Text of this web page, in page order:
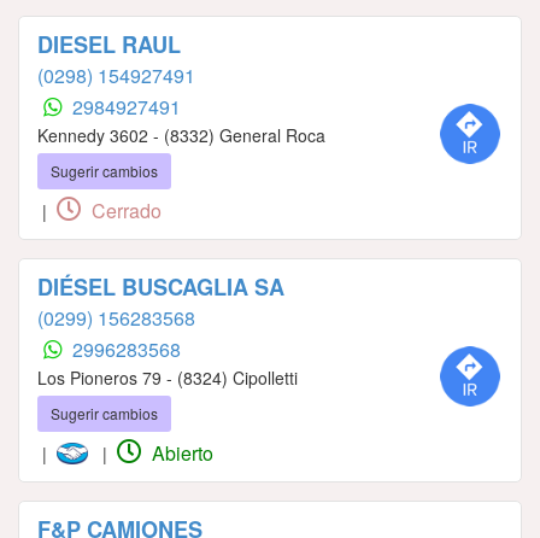
DIESEL RAUL
(0298) 154927491
2984927491
Kennedy 3602 - (8332) General Roca
Sugerir cambios
| Cerrado
DIÉSEL BUSCAGLIA SA
(0299) 156283568
2996283568
Los Pioneros 79 - (8324) Cipolletti
Sugerir cambios
| | Abierto
F&P CAMIONES